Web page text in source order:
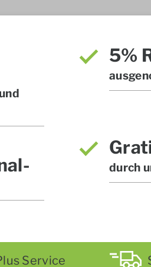
5%
durch
Service